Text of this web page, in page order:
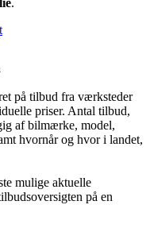
på tilbud fra værksteder
priser. Antal tilbud,
af bilmærke, model,
hvornår og hvor i landet,
mulige aktuelle
på en